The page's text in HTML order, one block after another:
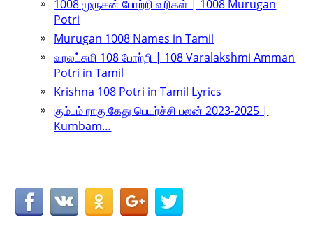
1008 முருகன் போற்றி வரிகள் | 1008 Murugan
Potri
Murugan 1008 Names in Tamil
வரலட்சுமி 108 போற்றி | 108 Varalakshmi Amman
Potri in Tamil
Krishna 108 Potri in Tamil Lyrics
கும்பம் ராகு கேது பெயர்ச்சி பலன் 2023-2025 |
Kumbam…